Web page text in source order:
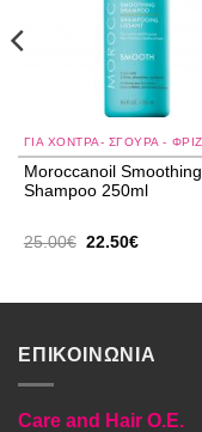
Moroccanoil Smoothing
Shampoo 250ml
25.00€ Original
22.50€Η
22.50€.
ΕΠΙΚΟΙΝΩΝΙΑ
Care and Hair O.E.